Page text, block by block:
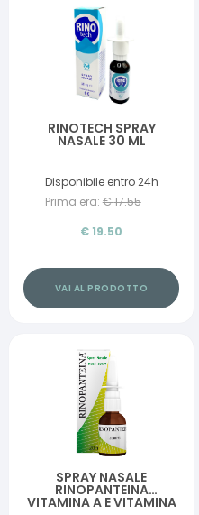
RINOTECH SPRAY
NASALE 30 ML
Disponibile entro 24h
Prima era: €17.55
€ 19.50
VAI AL PRODOTTO
SPRAY NASALE
RINOPANTEINA
VITAMINA A E VITAMINA